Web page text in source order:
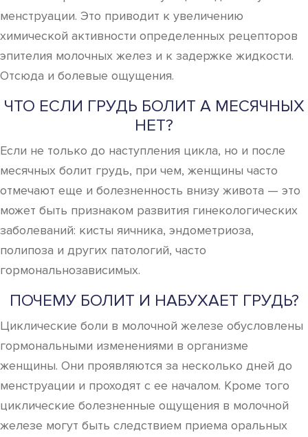
менструации. Это приводит к увеличению
химической активности определенных рецепторов
эпителия молочных желез и к задержке жидкости.
Отсюда и болевые ощущения.
ЧТО ЕСЛИ ГРУДЬ БОЛИТ А МЕСЯЧНЫХ
НЕТ?
Если не только до наступления цикла, но и после
месячных болит грудь, при чем, женщины часто
отмечают еще и болезненность внизу живота — это
может быть признаком развития гинекологических
заболеваний: кисты яичника, эндометриоза,
полипоза и других патологий, часто
гормональнозависимых.
ПОЧЕМУ БОЛИТ И НАБУХАЕТ ГРУДЬ?
Циклические боли в молочной железе обусловлены
гормональными изменениями в организме
женщины. Они проявляются за несколько дней до
менструации и проходят с ее началом. Кроме того
циклические болезненные ощущения в молочной
железе могут быть следствием приема оральных